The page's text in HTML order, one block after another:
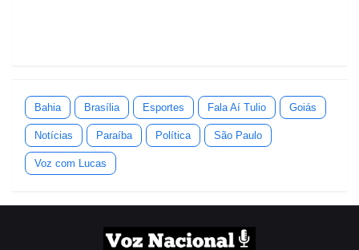
Bahia Brasília Esportes Fala Aí Tulio Goiás
Notícias Paraíba Política São Paulo
Voz com Lucas